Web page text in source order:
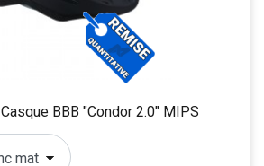
Casque BBB "Condor 2.0" MIPS